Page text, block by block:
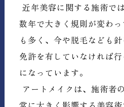
近年美容に関する施術で
数年で大きく規則が変わ
も多く、今や脱毛なども
免許を有していなければ
になっています。
アートメイクは、施術者